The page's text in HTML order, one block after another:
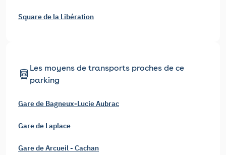
Square de la Libération
Les moyens de transports proches de ce
parking
Gare de Bagneux-Lucie Aubrac
Gare de Laplace
Gare de Arcueil - Cachan